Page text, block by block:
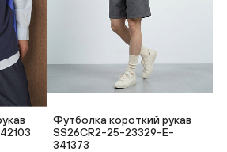
Футболка короткий рукав
SS26CR2-25-23329-E-
341373